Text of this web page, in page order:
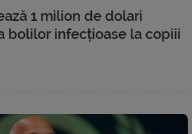
1 milion de dolari
bolilor infecțioase la copiii